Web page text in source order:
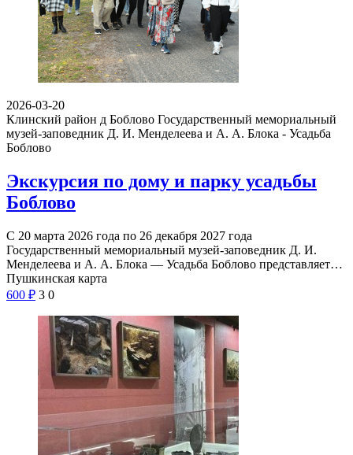
2026-03-20
Клинский район д Боблово Государственный мемориальный
музей-заповедник Д. И. Менделеева и А. А. Блока - Усадьба
Боблово
Экскурсия по дому и парку усадьбы
Боблово
С 20 марта 2026 года по 26 декабря 2027 года
Государственный мемориальный музей-заповедник Д. И.
Менделеева и А. А. Блока — Усадьба Боблово представляет…
Пушкинская карта
600 ₽ 3 0